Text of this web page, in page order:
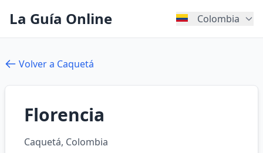
La Guía Online Colombia
Volver a Caquetá
Florencia
Caquetá, Colombia